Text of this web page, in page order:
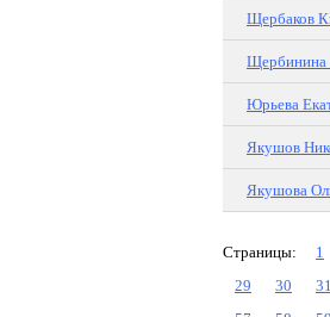
Щербаков
Щербинина
Юрьева
Якушов
Якушова
Страницы: 1
29
30 31